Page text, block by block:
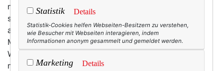
meinen Kopf gezündet, in den buntesten und
schönsten Regenbogenfarben! Dass mich ein Verlag
anfragte – und dann noch zu meinem Leib- und
Magenthema! Was für ein formidabler
Wunderwahnsinn! Ich und ein Buch – hurra! Und ich
musste dazu nicht mal mit einem Exposé von Verlag
Statistik Details
Statistik-Cookies helfen Webseiten-Besitzern zu verstehen,
wie Besucher mit Webseiten interagieren, indem
Informationen anonym gesammelt und gemeldet werden.
Marketing Details